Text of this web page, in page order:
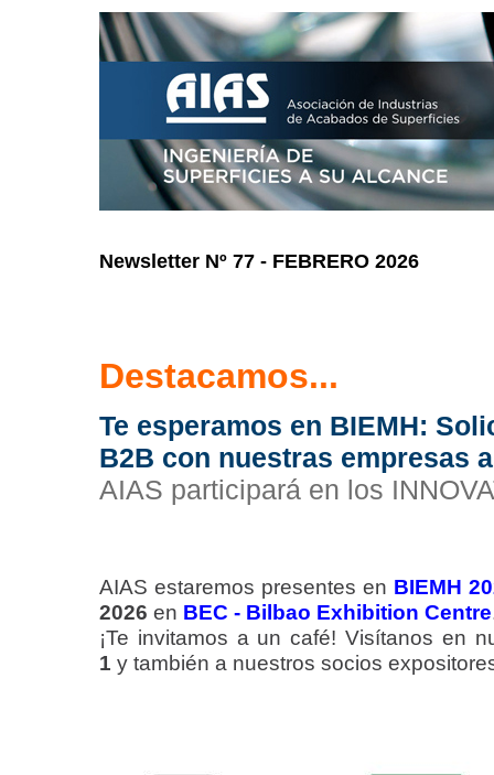
Newsletter Nº 77 - FEBRERO 2026
Destacamos...
Te esperamos en BIEMH:
B2B con nuestras empresas
AIAS participará en los
AIAS estaremos presentes en BIEMH
2026 en BEC - Bilbao Exhibition Centre
¡Te invitamos a un café! Visítanos en
1 y también a nuestros socios